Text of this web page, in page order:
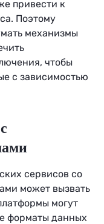
привести к
Поэтому
механизмы
чтобы
с зависимостью
сервисов со
может вызвать
могут
форматы данных